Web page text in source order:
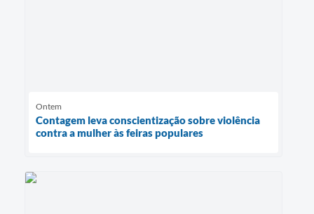
Ontem
Contagem leva conscientização sobre violência
contra a mulher às feiras populares